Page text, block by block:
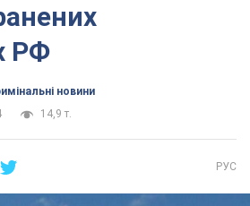
РФ
новини
14,9 т.
РУС